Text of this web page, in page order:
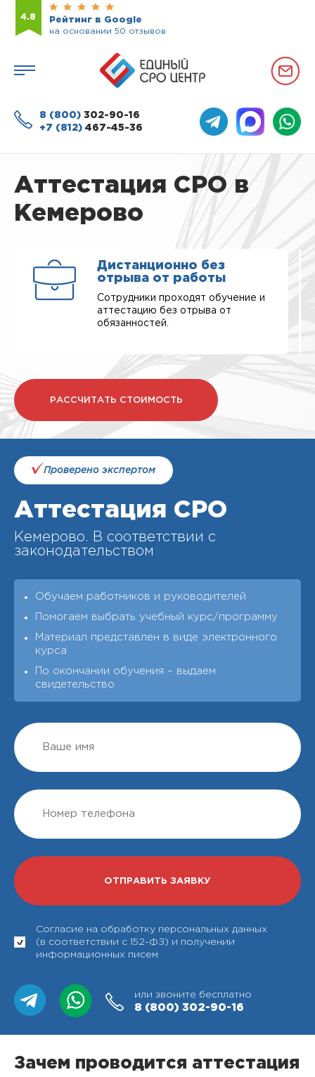
4.8
Рейтинг в Google
на основании 50 отзывов
8 (800) 302-90-16
+7 (812) 467-45-36
Аттестация СРО в
Кемерово
Дистанционно без
отрыва от работы
Сотрудники проходят обучение и
аттестацию без отрыва от
обязанностей.
РАССЧИТАТЬ СТОИМОСТЬ
Проверено экспертом
Аттестация СРО
Кемерово. В соответствии с
законодательством
Обучаем работников и руководителей
Помогаем выбрать учебный курс/программу
Материал представлен в виде электронного
курса
По окончании обучения – выдаeм
свидетельство
Согласие на обработку персональных данных
(в соответствии с 152-ФЗ) и получении
информационных писем
или звоните бесплатно
8 (800) 302-90-16
Зачем проводится аттестация